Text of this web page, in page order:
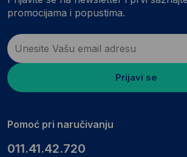
promocijama i popustima.
Prijavi se
Pomoć pri naručivanju
011.41.42.720